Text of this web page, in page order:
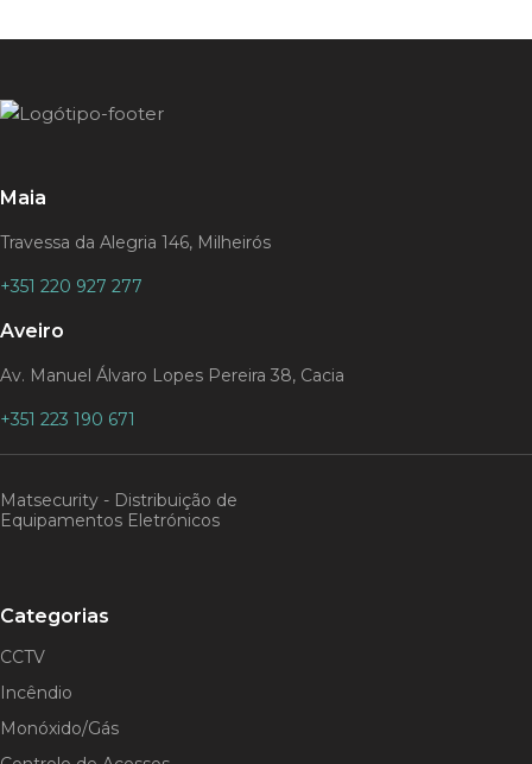
Maia
Travessa da Alegria 146, Milheirós
+351 220 927 277
Aveiro
Av. Manuel Álvaro Lopes Pereira 38, Cacia
+351 223 190 671
Matsecurity - Distribuição de
Equipamentos Eletrónicos
Categorias
CCTV
Incêndio
Monóxido/Gás